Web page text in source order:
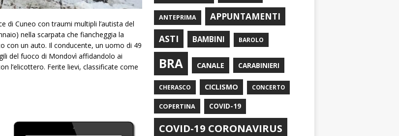
di Cuneo con traumi multipli l’autista del
nella scarpata che fiancheggia la
con un auto. Il conducente, un uomo di 49
del fuoco di Mondovì affidandolo ai
l’elicottero. Ferite lievi, classificate come
ANTEPRIMA
APPUNTAMENTI
ASTI
BAMBINI BAROLO
BRA CANALE CARABINIERI
CHERASCO CICLISMO CONCERTO
COPERTINA COVID-19
COVID-19 CORONAVIRUS